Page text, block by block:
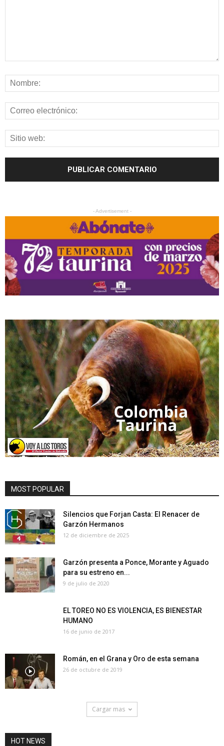
- Advertisement -
MOST POPULAR
Silencios que Forjan Casta: El Renacer de
Garzón Hermanos
12 de diciembre de 2025
Garzón presenta a Ponce, Morante y Aguado
para su estreno en...
9 de julio de 2020
EL TOREO NO ES VIOLENCIA, ES BIENESTAR
HUMANO
16 de junio de 2017
Román, en el Grana y Oro de esta semana
26 de octubre de 2019
Cargar mas
HOT NEWS